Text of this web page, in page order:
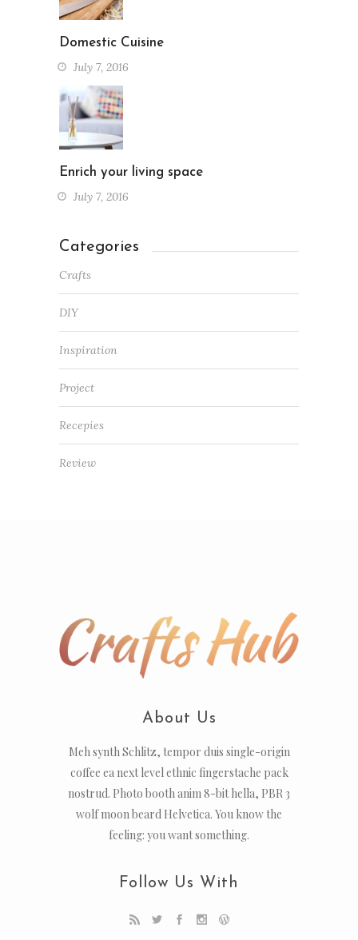
Domestic Cuisine
July 7, 2016
Enrich your living space
July 7, 2016
Categories
Crafts
DIY
Inspiration
Project
Recepies
Review
About Us
Meh synth Schlitz, tempor duis single-origin
coffee ea next level ethnic fingerstache pack
nostrud. Photo booth anim 8-bit hella, PBR 3
wolf moon beard Helvetica. You know the
feeling: you want something.
Follow Us With